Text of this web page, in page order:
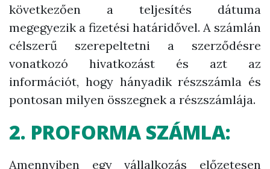
következően a teljesítés dátuma
megegyezik a fizetési határidővel. A számlán
célszerű szerepeltetni a szerződésre
vonatkozó hivatkozást és azt az
információt, hogy hányadik részszámla és
pontosan milyen összegnek a részszámlája.
2. PROFORMA SZÁMLA:
Amennyiben egy vállalkozás előzetesen